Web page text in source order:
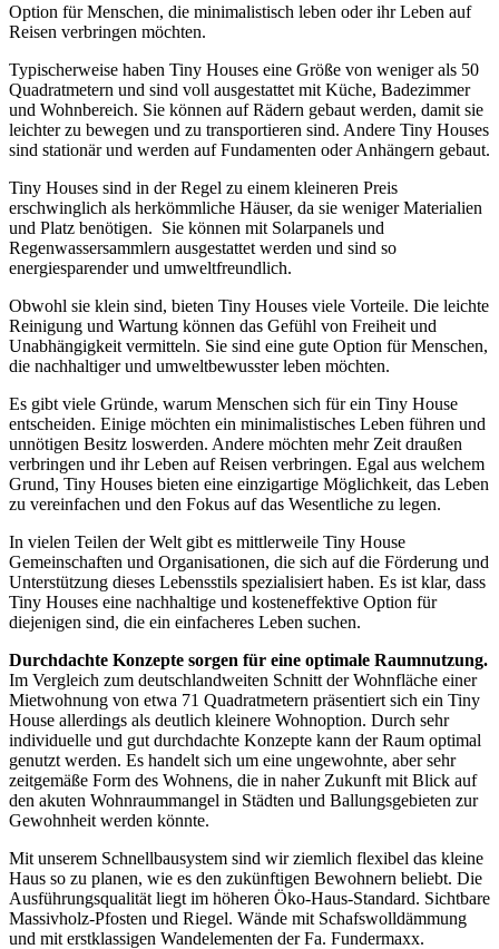
Option für Menschen, die minimalistisch leben oder ihr Leben auf
Reisen verbringen möchten.
Typischerweise haben Tiny Houses eine Größe von weniger als 50
Quadratmetern und sind voll ausgestattet mit Küche, Badezimmer
und Wohnbereich. Sie können auf Rädern gebaut werden, damit sie
leichter zu bewegen und zu transportieren sind. Andere Tiny Houses
sind stationär und werden auf Fundamenten oder Anhängern gebaut.
Tiny Houses sind in der Regel zu einem kleineren Preis
erschwinglich als herkömmliche Häuser, da sie weniger Materialien
und Platz benötigen. Sie können mit Solarpanels und
Regenwassersammlern ausgestattet werden und sind so
energiesparender und umweltfreundlich.
Obwohl sie klein sind, bieten Tiny Houses viele Vorteile. Die leichte
Reinigung und Wartung können das Gefühl von Freiheit und
Unabhängigkeit vermitteln. Sie sind eine gute Option für Menschen,
die nachhaltiger und umweltbewusster leben möchten.
Es gibt viele Gründe, warum Menschen sich für ein Tiny House
entscheiden. Einige möchten ein minimalistisches Leben führen und
unnötigen Besitz loswerden. Andere möchten mehr Zeit draußen
verbringen und ihr Leben auf Reisen verbringen. Egal aus welchem
Grund, Tiny Houses bieten eine einzigartige Möglichkeit, das Leben
zu vereinfachen und den Fokus auf das Wesentliche zu legen.
In vielen Teilen der Welt gibt es mittlerweile Tiny House
Gemeinschaften und Organisationen, die sich auf die Förderung und
Unterstützung dieses Lebensstils spezialisiert haben. Es ist klar, dass
Tiny Houses eine nachhaltige und kosteneffektive Option für
diejenigen sind, die ein einfacheres Leben suchen.
Durchdachte Konzepte sorgen für eine optimale Raumnutzung.
Im Vergleich zum deutschlandweiten Schnitt der Wohnfläche einer
Mietwohnung von etwa 71 Quadratmetern präsentiert sich ein Tiny
House allerdings als deutlich kleinere Wohnoption. Durch sehr
individuelle und gut durchdachte Konzepte kann der Raum optimal
genutzt werden. Es handelt sich um eine ungewohnte, aber sehr
zeitgemäße Form des Wohnens, die in naher Zukunft mit Blick auf
den akuten Wohnraummangel in Städten und Ballungsgebieten zur
Gewohnheit werden könnte.
Mit unserem Schnellbausystem sind wir ziemlich flexibel das kleine
Haus so zu planen, wie es den zukünftigen Bewohnern beliebt. Die
Ausführungsqualität liegt im höheren Öko-Haus-Standard. Sichtbare
Massivholz-Pfosten und Riegel. Wände mit Schafswolldämmung
und mit erstklassigen Wandelementen der Fa. Fundermaxx.